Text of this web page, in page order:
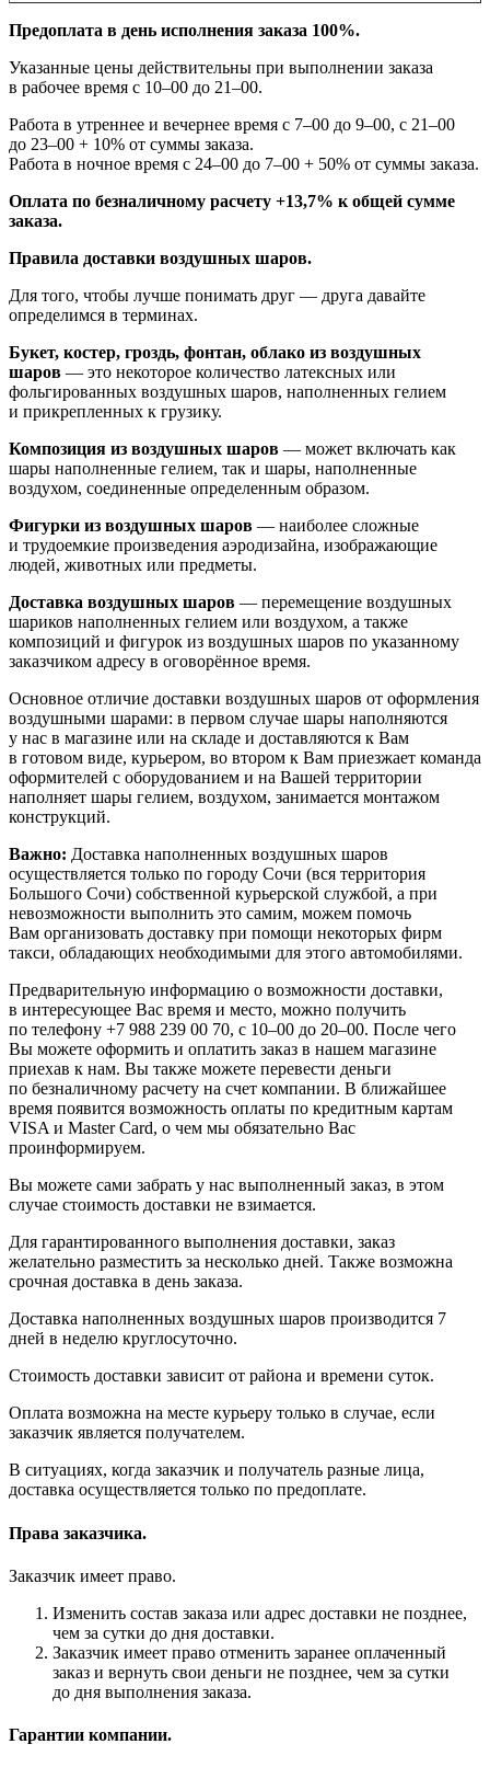
Предоплата в день исполнения заказа 100%.
Указанные цены действительны при выполнении заказа
в рабочее время с 10–00 до 21–00.
Работа в утреннее и вечернее время с 7–00 до 9–00, с 21–00
до 23–00 + 10% от суммы заказа.
Работа в ночное время с 24–00 до 7–00 + 50% от суммы заказа.
Оплата по безналичному расчету +13,7% к общей сумме
заказа.
Правила доставки воздушных шаров.
Для того, чтобы лучше понимать друг — друга давайте
определимся в терминах.
Букет, костер, гроздь, фонтан, облако из воздушных
шаров — это некоторое количество латексных или
фольгированных воздушных шаров, наполненных гелием
и прикрепленных к грузику.
Композиция из воздушных шаров — может включать как
шары наполненные гелием, так и шары, наполненные
воздухом, соединенные определенным образом.
Фигурки из воздушных шаров — наиболее сложные
и трудоемкие произведения аэродизайна, изображающие
людей, животных или предметы.
Доставка воздушных шаров — перемещение воздушных
шариков наполненных гелием или воздухом, а также
композиций и фигурок из воздушных шаров по указанному
заказчиком адресу в оговорённое время.
Основное отличие доставки воздушных шаров от оформления
воздушными шарами: в первом случае шары наполняются
у нас в магазине или на складе и доставляются к Вам
в готовом виде, курьером, во втором к Вам приезжает команда
оформителей с оборудованием и на Вашей территории
наполняет шары гелием, воздухом, занимается монтажом
конструкций.
Важно: Доставка наполненных воздушных шаров
осуществляется только по городу Сочи (вся территория
Большого Сочи) собственной курьерской службой, а при
невозможности выполнить это самим, можем помочь
Вам организовать доставку при помощи некоторых фирм
такси, обладающих необходимыми для этого автомобилями.
Предварительную информацию о возможности доставки,
в интересующее Вас время и место, можно получить
по телефону +7 988 239 00 70, с 10–00 до 20–00. После чего
Вы можете оформить и оплатить заказ в нашем магазине
приехав к нам. Вы также можете перевести деньги
по безналичному расчету на счет компании. В ближайшее
время появится возможность оплаты по кредитным картам
VISA и Master Card, о чем мы обязательно Вас
проинформируем.
Вы можете сами забрать у нас выполненный заказ, в этом
случае стоимость доставки не взимается.
Для гарантированного выполнения доставки, заказ
желательно разместить за несколько дней. Также возможна
срочная доставка в день заказа.
Доставка наполненных воздушных шаров производится 7
дней в неделю круглосуточно.
Стоимость доставки зависит от района и времени суток.
Оплата возможна на месте курьеру только в случае, если
заказчик является получателем.
В ситуациях, когда заказчик и получатель разные лица,
доставка осуществляется только по предоплате.
Права заказчика.
Заказчик имеет право.
Изменить состав заказа или адрес доставки не позднее,
чем за сутки до дня доставки.
Заказчик имеет право отменить заранее оплаченный
заказ и вернуть свои деньги не позднее, чем за сутки
до дня выполнения заказа.
Гарантии компании.